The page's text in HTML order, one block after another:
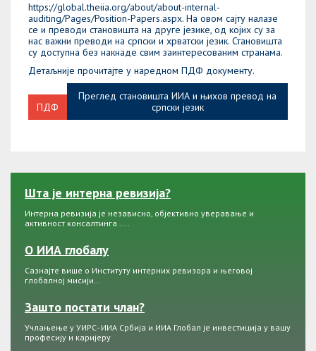
https://global.theiia.org/about/about-internal-
auditing/Pages/Position-Papers.aspx. На овом сајту налазе
се и преводи становишта на друге језике, од којих су за
нас важни преводи на српски и хрватски језик. Становишта
су доступна без накнаде свим заинтересованим странама.
Детаљније прочитајте у наредном ПДФ документу.
ПДФ
Преглед становишта ИИА и њихов превод на
српски језик
Шта је интерна ревизија?
Интерна ревизија је независно, објективно уверавање и
активност консалтинга ....
О ИИА глобалу
Сазнајте више о Институту интерних ревизора и његовој
глобалној мисији…
Зашто постати члан?
Учлањење у УИРС- ИИА Србија и ИИА Глобал је инвестиција у вашу
професију и каријеру